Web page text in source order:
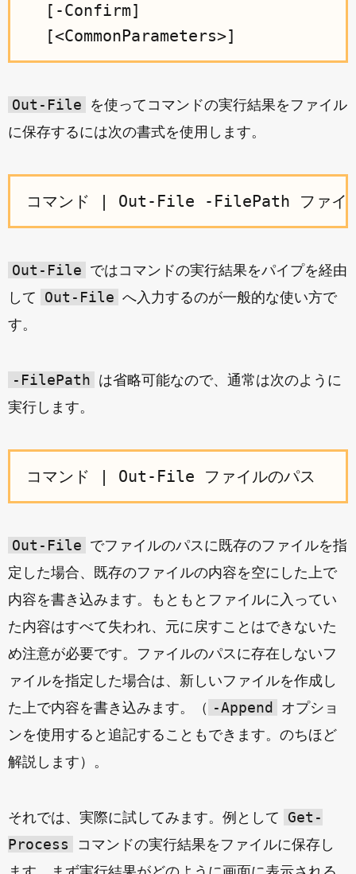
  [-Confirm]
Out-File
を使ってコマンドの実行結果をファイル
に保存するには次の書式を使用します。
Out-File ではコマンドの実行結果をパイプを経由
して
Out-File へ入力するのが一般的な使い方で
す。
-FilePath は省略可能なので、通常は次のように
実行します。
Out-File でファイルのパスに既存のファイルを指
定した場合、既存のファイルの内容を空にした上で
内容を書き込みます。もともとファイルに入ってい
た内容はすべて失われ、元に戻すことはできないた
め注意が必要です。ファイルのパスに存在しないフ
ァイルを指定した場合は、新しいファイルを作成し
た上で内容を書き込みます。（ -Append
オプショ
ンを使用すると追記することもできます。のちほど
解説します）。
それでは、実際に試してみます。例として
Get-
Process
コマンドの実行結果をファイルに保存し